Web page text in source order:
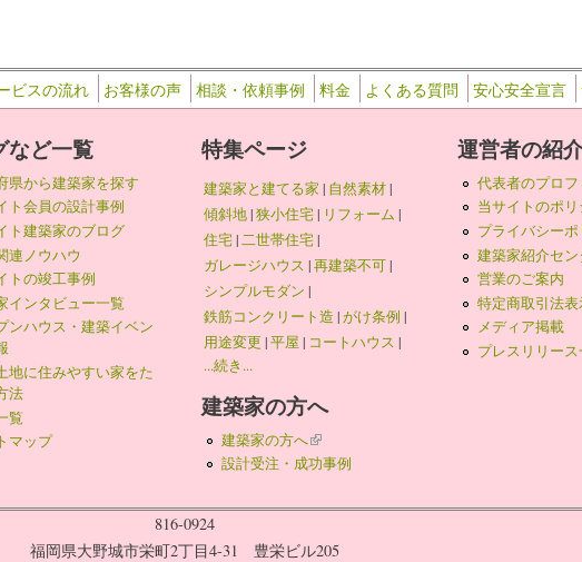
ビスの流れ お客様の声 相談・依頼事例 料金 よくある質問 安心安全宣言
など一覧
県から建築家を探す
ト会員の設計事例
ト建築家のブログ
連ノウハウ
トの竣工事例
インタビュー一覧
ンハウス・建築イベン
地に住みやすい家をた
法
覧
マップ
特集ページ
建築家と建てる家 | 自然素材|
傾斜地|狭小住宅| リフォーム |
住宅|二世帯住宅|
ガレージハウス |再建築不可|
シンプルモダン |
鉄筋コンクリート造 |がけ条例 |
用途変更 |平屋 | コートハウス |
...続き...
建築家の方へ
建築家の方へ(link is external)
設計受注・成功事例
運営者の紹
代表者のプロ
当サイトのポリ
プライバシー
建築家紹介セ
営業のご案内
特定商取引法表
メディア掲載
プレスリリース
816-0924
福岡県大野城市栄町2丁目4-31 豊栄ビル205